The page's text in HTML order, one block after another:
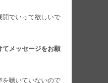
開でいって欲しいで
メッセージをお願
を聴いていないので